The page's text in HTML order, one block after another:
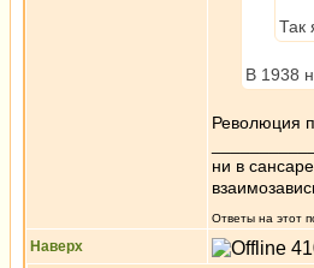
Так
В 1938
Революция
ни в
Ответы на этот
Наверх